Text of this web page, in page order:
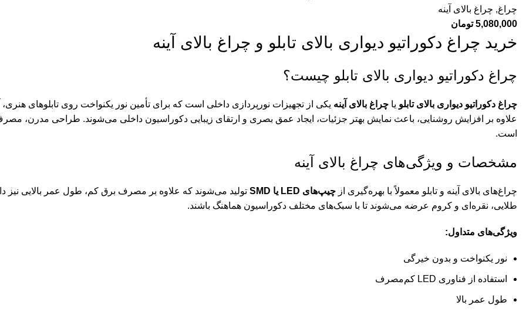
چراغ, چراغ بالای آینه
5,080,000 تومان
خرید چراغ دکوراتیو دیواری بالای تابلو و چراغ بالای آینه
چراغ دکوراتیو دیواری بالای تابلو چیست؟
چراغ دکوراتیو دیواری بالای تابلو یا چراغ بالای آینه یکی از تجهیزات نورپردازی داخلی است که برای تأمین نور یکنواخت روی تابلوهای
علاوه بر افزایش روشنایی، باعث نمایش بهتر جزئیات، ایجاد عمق بصری و ارتقای زیبایی دکوراسیون داخلی می‌شوند. طراحی مدرن،
است.
مشخصات و ویژگی‌های چراغ بالای آینه
چراغ‌های بالای آینه و تابلو معمولاً با بهره‌گیری از چیپ‌های LED یا SMD
تولید می‌شوند که علاوه بر مصرف برق کم، طول عمر بالایی نیز
طلایی، نقره‌ای و کروم عرضه می‌شوند تا با سبک‌های مختلف دکوراسیون هماهنگ باشند.
ویژگی‌های متداول:
نور یکنواخت و بدون خیرگی
استفاده از فناوری LED کم‌مصرف
طول عمر بالا